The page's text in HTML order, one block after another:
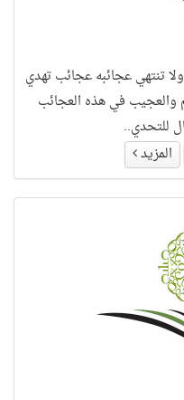
ولا تنتهي عجائبه عجائب تهدي
والعجيب في هذه العجائب
للتحدي..
المزيد